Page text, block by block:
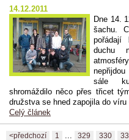
14.12.2011
Dne 14.
šachu.
duchu
sále
shromáždilo něco přes třicet
družstva se hned zapojila do víru
Celý článek
<předchozí 1 329 330